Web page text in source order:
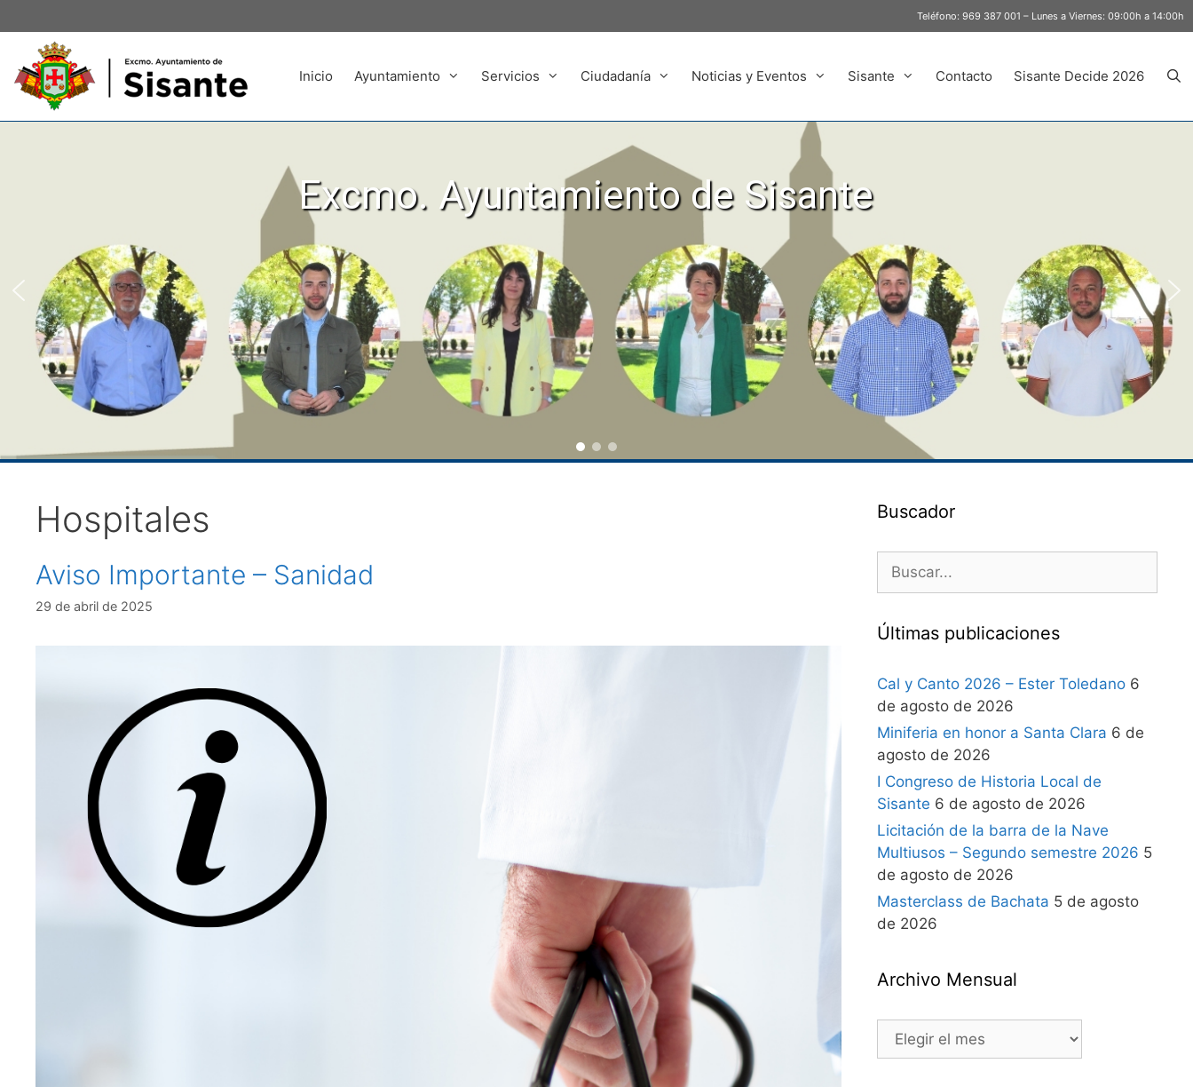
Teléfono: 969 387 001 – Lunes a Viernes: 09:00h a 14:00h
Inicio Ayuntamiento Servicios Ciudadanía Noticias y Eventos Sisante Contacto Sisante Decide 2026
Excmo. Ayuntamiento de Sisante
Hospitales
Aviso Importante – Sanidad
29 de abril de 2025
Buscador
Últimas publicaciones
Cal y Canto 2026 – Ester Toledano 6
de agosto de 2026
Miniferia en honor a Santa Clara 6 de
agosto de 2026
I Congreso de Historia Local de
Sisante 6 de agosto de 2026
Licitación de la barra de la Nave
Multiusos – Segundo semestre 2026 5
de agosto de 2026
Masterclass de Bachata 5 de agosto
de 2026
Archivo Mensual